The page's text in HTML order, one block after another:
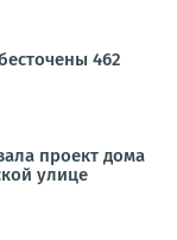
462
проект дома
улице